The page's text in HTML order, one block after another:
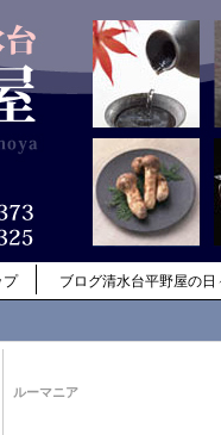
プ ブログ清水台平野屋の日
ルーマニア